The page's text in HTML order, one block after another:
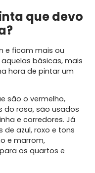
que devo
e ficam mais ou
básicas, mais
hora de pintar um
são o vermelho,
do rosa, são usados
e corredores. Já
de azul, roxo e tons
e marrom,
os quartos e